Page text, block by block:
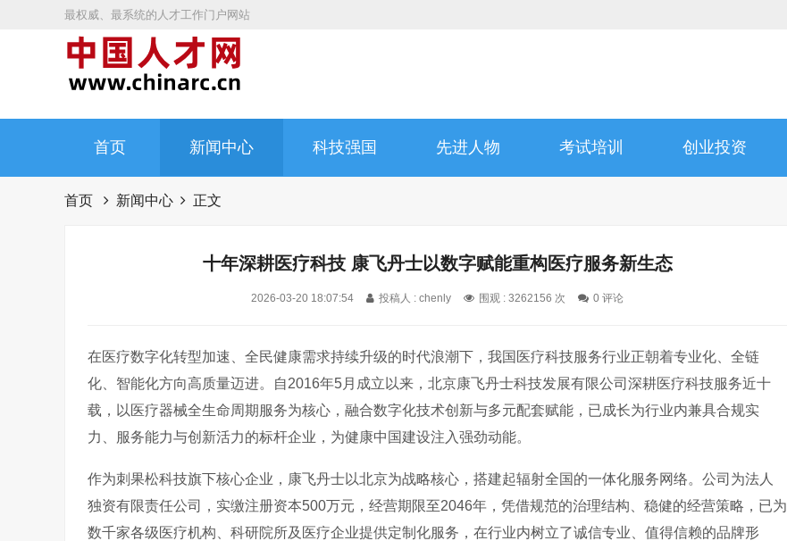
最权威、最系统的人才工作门户网站
首页 新闻中心 科技强国 先进人物 考试培训 创业投资
首页 新闻中心 正文
十年深耕医疗科技 康飞丹士以数字赋能重构医疗服务新生态
2026-03-20 18:07:54 投稿人 : chenly 围观 : 3262156 次 0 评论
在医疗数字化转型加速、全民健康需求持续升级的时代浪潮下，我国医疗科技服务行业正朝着专业化、全链
化、智能化方向高质量迈进。自2016年5月成立以来，北京康飞丹士科技发展有限公司深耕医疗科技服务近十
载，以医疗器械全生命周期服务为核心，融合数字化技术创新与多元配套赋能，已成长为行业内兼具合规实
力、服务能力与创新活力的标杆企业，为健康中国建设注入强劲动能。
作为刺果松科技旗下核心企业，康飞丹士以北京为战略核心，搭建起辐射全国的一体化服务网络。公司为法人
独资有限责任公司，实缴注册资本500万元，经营期限至2046年，凭借规范的治理结构、稳健的经营策略，已为
数千家各级医疗机构、科研院所及医疗企业提供定制化服务，在行业内树立了诚信专业、值得信赖的品牌形